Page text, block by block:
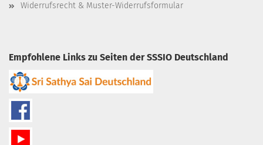
Widerrufsrecht & Muster-Widerrufsformular
Empfohlene Links zu Seiten der SSSIO Deutschland